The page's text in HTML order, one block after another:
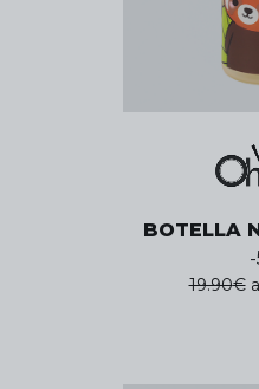
BOTELLA
-
19.90€